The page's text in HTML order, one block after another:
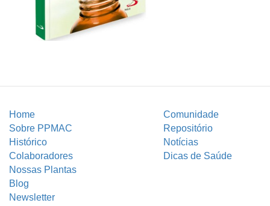
Home
Comunidade
Sobre PPMAC
Repositório
Histórico
Notícias
Colaboradores
Dicas de Saúde
Nossas Plantas
Blog
Newsletter